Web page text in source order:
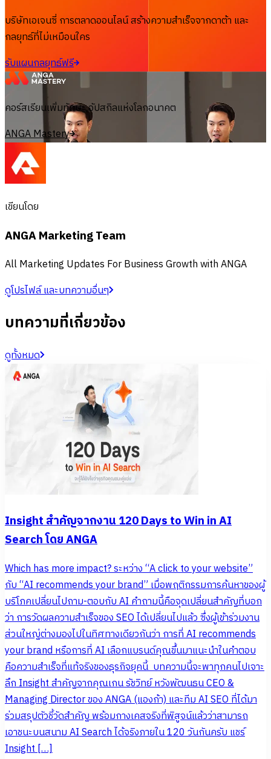
บริษัทเอเจนซี่ การตลาดออนไลน์ สร้างความสำเร็จจากดาต้า และ
กลยุทธ์ที่ไม่เหมือนใคร
รับแผนกลยุทธ์ฟรี
คอร์สเรียนเพิ่มทักษะ อัปสกิลแห่งโลกอนาคต
ANGA Mastery
เขียนโดย
ANGA Marketing Team
All Marketing Updates For Business Growth with ANGA
ดูโปรไฟล์ และบทความอื่นๆ
บทความที่เกี่ยวข้อง
ดูทั้งหมด
Insight สำคัญจากงาน 120 Days to Win in AI
Search โดย ANGA
Which has more impact? ระหว่าง “A click to your website”
กับ “AI recommends your brand” เมื่อพฤติกรรมการค้นหาของผู้
บริโภคเปลี่ยนไปถาม-ตอบกับ AI คำถามนี้คือจุดเปลี่ยนสำคัญที่บอก
ว่า การวัดผลความสำเร็จของ SEO ได้เปลี่ยนไปแล้ว ซึ่งผู้เข้าร่วมงาน
ส่วนใหญ่ต่างมองไปในทิศทางเดียวกันว่า การที่ AI recommends
your brand หรือการที่ AI เลือกแบรนด์คุณขึ้นมาแนะนำในคำตอบ
คือความสำเร็จที่แท้จริงของธุรกิจยุคนี้ บทความนี้จะพาทุกคนไปเจาะ
ลึก Insight สำคัญจากคุณเกน รัชวิทย์ หวังพัฒนธน CEO &
Managing Director ของ ANGA (แองก้า) และทีม AI SEO ที่ได้มา
ร่วมสรุปตัวชี้วัดสำคัญ พร้อมกางเคสจริงที่พิสูจน์แล้วว่าสามารถ
เอาชนะบนสนาม AI Search ได้จริงภายใน 120 วันกันครับ แชร์
Insight […]